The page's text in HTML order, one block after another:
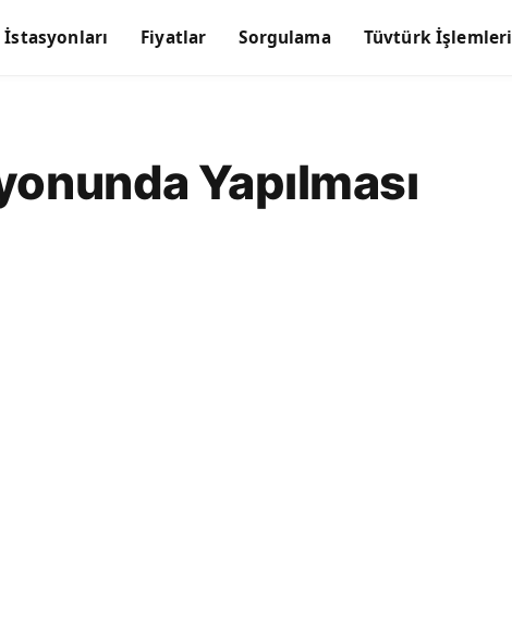
Fiyatlar Sorgulama Tüvtürk İşlemleri
Yapılması